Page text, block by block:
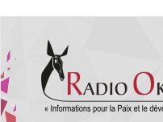
contenu
principal